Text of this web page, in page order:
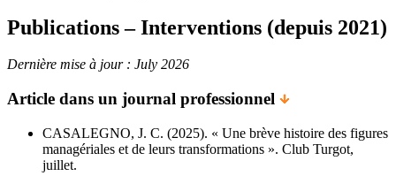
Publications – Interventions (depuis 2021)
Dernière mise à jour : July 2026
Article dans un journal professionnel
CASALEGNO, J. C. (2025). « Une brève histoire des figures
managériales et de leurs transformations ». Club Turgot,
juillet.